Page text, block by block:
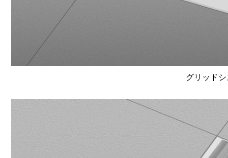
グリッド